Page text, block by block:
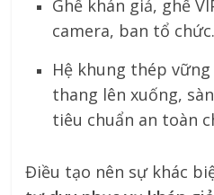
Ghế khán giả, ghế
camera, ban tổ chức.
Hệ khung thép
thang lên xuống,
tiêu chuẩn an toàn
Điều tạo nên sự khác